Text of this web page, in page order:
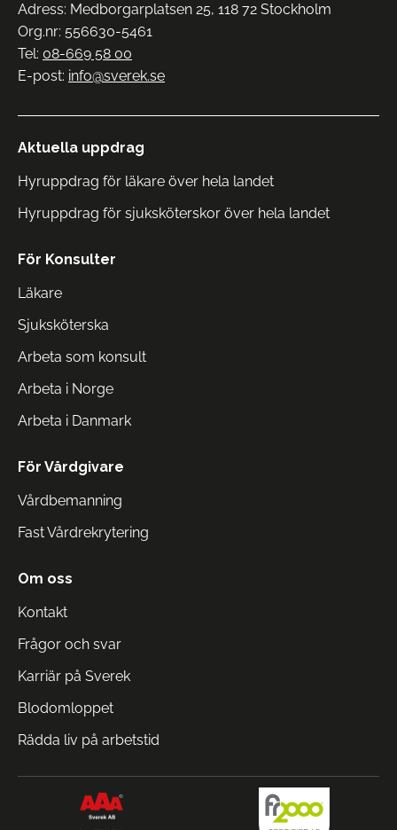
Adress: Medborgarplatsen 25, 118 72 Stockholm
Org.nr: 556630-5461
Tel: 08-669 58 00
E-post: info@sverek.se
Aktuella uppdrag
Hyruppdrag för läkare över hela landet
Hyruppdrag för sjuksköterskor över hela landet
För Konsulter
Läkare
Sjuksköterska
Arbeta som konsult
Arbeta i Norge
Arbeta i Danmark
För Vårdgivare
Vårdbemanning
Fast Vårdrekrytering
Om oss
Kontakt
Frågor och svar
Karriär på Sverek
Blodomloppet
Rädda liv på arbetstid